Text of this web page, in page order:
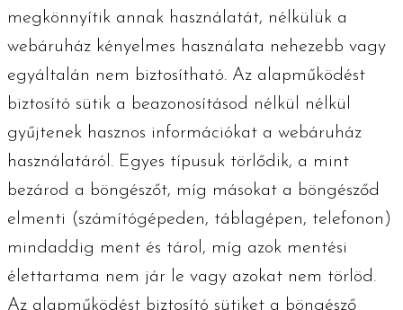
megkönnyítik annak használatát, nélkülük a
webáruház kényelmes használata nehezebb vagy
egyáltalán nem biztosítható. Az alapműködést
biztosító sütik a beazonosításod nélkül nélkül
gyűjtenek hasznos információkat a webáruház
használatáról. Egyes típusuk törlődik, a mint
bezárod a böngészőt, míg másokat a böngésződ
elmenti (számítógépeden, táblagépen, telefonon)
mindaddig ment és tárol, míg azok mentési
élettartama nem jár le vagy azokat nem törlöd.
Az alapműködést biztosító sütiket a böngésző